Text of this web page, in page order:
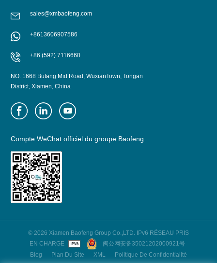
sales@xmbaofeng.com
+8613606907586
+86 (592) 7116660
NO. 1668 Butang Mid Road, WuxianTown, Tongan
District, Xiamen, China
Compte WeChat officiel du groupe Baofeng
© 2026 Xiamen Baofeng Group Co.,LTD. IPv6 RÉSEAU PRIS
EN CHARGE
闽公网安备35021202000921号
Blog
Plan Du Site XML Politique De Confidentialité